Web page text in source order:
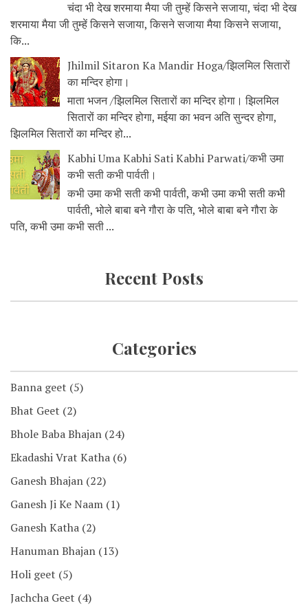
चंदा भी देख शरमाया मैया जी तुम्हें किसने सजाया, चंदा भी देख
शरमाया मैया जी तुम्हें किसने सजाया, किसने सजाया मैया किसने सजाया,
कि...
Jhilmil Sitaron Ka Mandir Hoga/झिलमिल सितारों
का मन्दिर होगा।
माता भजन /झिलमिल सितारों का मन्दिर होगा। झिलमिल
सितारों का मन्दिर होगा, मईया का भवन अति सुन्दर होगा,
झिलमिल सितारों का मन्दिर हो...
Kabhi Uma Kabhi Sati Kabhi Parwati/कभी उमा
कभी सती कभी पार्वती।
कभी उमा कभी सती कभी पार्वती, कभी उमा कभी सती कभी
पार्वती, भोले बाबा बने गौरा के पति, भोले बाबा बने गौरा के
पति, कभी उमा कभी सती ...
Recent Posts
Categories
Banna geet (5)
Bhat Geet (2)
Bhole Baba Bhajan (24)
Ekadashi Vrat Katha (6)
Ganesh Bhajan (22)
Ganesh Ji Ke Naam (1)
Ganesh Katha (2)
Hanuman Bhajan (13)
Holi geet (5)
Jachcha Geet (4)